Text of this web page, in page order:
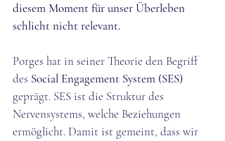
diesem Moment für unser Überleben
schlicht nicht relevant.
Porges hat in seiner Theorie den Begriff
des Social Engagement System (SES)
geprägt. SES ist die Struktur des
Nervensystems, welche Beziehungen
ermöglicht. Damit ist gemeint, dass wir